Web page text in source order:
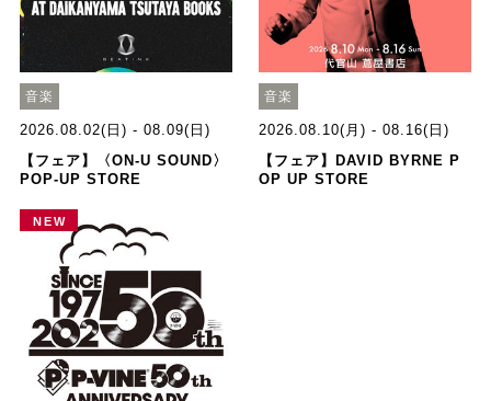
音楽
2026.08.02(日) - 08.09(日)
【フェア】〈ON-U SOUND〉
POP-UP STORE
音楽
2026.08.10(月) - 08.16(日)
【フェア】DAVID BYRNE P
OP UP STORE
NEW